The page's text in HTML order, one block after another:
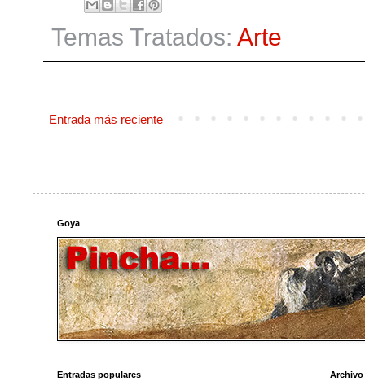
Temas Tratados: Arte
Entrada más reciente
Goya
Entradas populares